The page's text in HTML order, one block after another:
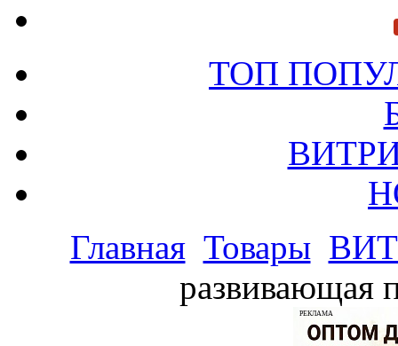
ТОП
Главная Товары
развивающая
РЕКЛАМА